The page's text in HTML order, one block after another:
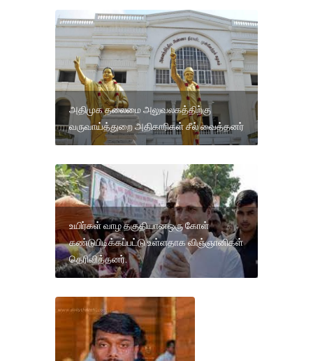
அதிமுக தலைமை அலுவலகத்திற்கு
வருவாய்த்துறை அதிகாரிகள் சீல் வைத்தனர்
உயிர்கள் வாழ தகுதியானஒரு கோள்
கண்டுபிடிக்கப்பட்டு உள்ளதாக விஞ்ஞானிகள்
தெரிவித்தனர்.